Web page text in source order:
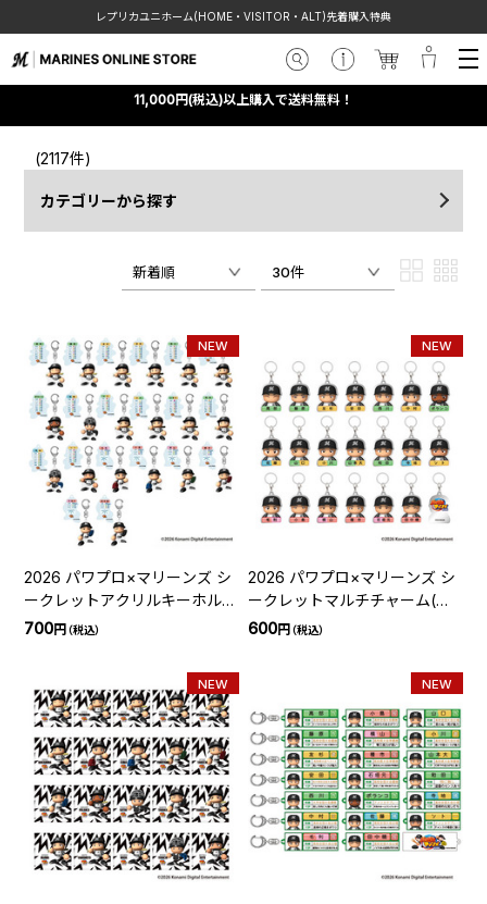
レプリカユニホーム(HOME・VISITOR・ALT)先着購入特典
11,000円(税込)以上購入で送料無料！
(2117件)
カテゴリーから探す
新着順 30件
NEW
2026 パワプロ×マリーンズ シ
ークレットアクリルキーホルダ
ー(選手キャラクター)
700円（税込）
NEW
2026 パワプロ×マリーンズ シ
ークレットマルチチャーム(選
手キャラクター)
600円（税込）
NEW NEW